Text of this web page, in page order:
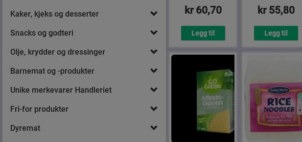
Kaker, kjeks og desserter
Snacks og godteri
Olje, krydder og dressinger
Barnemat og -produkter
Unike merkevarer Handleriet
Fri-for produkter
Dyremat
kr 60,70
Legg til
kr 55,80
Legg til